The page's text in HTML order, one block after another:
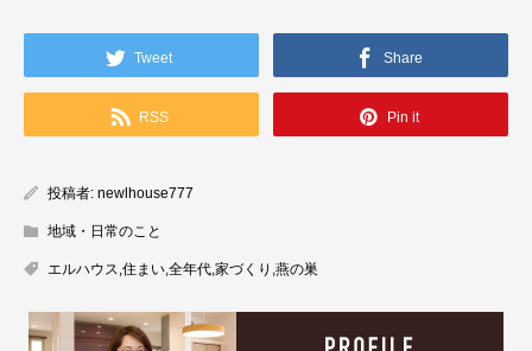
Tweet Share
RSS Pin it
投稿者: newlhouse777
地域・日常のこと
エルハウス,住まい,全年代,家づくり ,燕の巣